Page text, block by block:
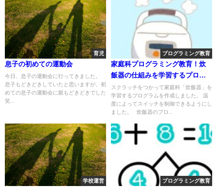
育児
息子の初めての運動会
今日、息子の運動会に行ってきました。
息子もどきどきしていたと思いますが、初
めての息子の運動会に親もどきどきでした
笑...
プログラミング教育
家庭科プログラミング教育！炊
飯器の仕組みを学習するプログ
ラム
スクラッチをつかって家庭科「炊飯器」を
学習するプログラムを作成しました。 温
度によってスイッチを制御できるようにし
ました。 炊飯器のプロ...
学校運営 プログラミング教育